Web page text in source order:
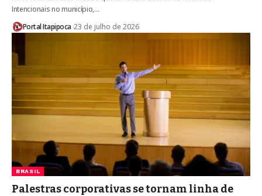
Intencionais no município,…
Portal Itapipoca 23 de julho de 2026
BRASIL
Palestras corporativas se tornam linha de